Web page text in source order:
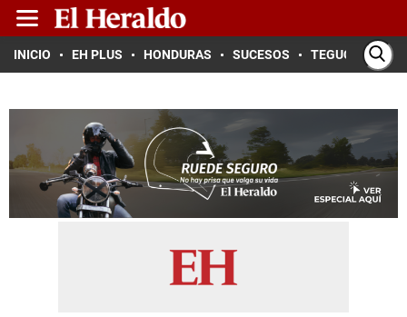
INICIO EH PLUS HONDURAS SUCESOS TEGUCIGALPA